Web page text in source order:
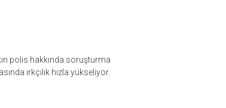
polis hakkında soruşturma
ırkçılık hızla yükseliyor.